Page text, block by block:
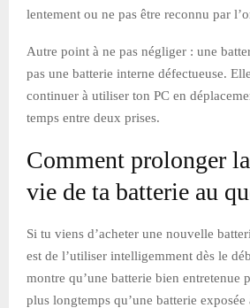
lentement ou ne pas être reconnu par
Autre point à ne pas négliger : une
pas une batterie interne défectueuse.
continuer à utiliser ton PC en
temps entre deux prises.
Comment prolonger
vie de ta batterie au
Si tu viens d’acheter une nouvelle
est de l’utiliser intelligemment dès le
montre qu’une batterie bien entretenue
plus longtemps qu’une batterie